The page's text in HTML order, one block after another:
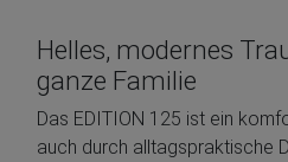
Helles, modernes
ganze Familie
Das EDITION 125 ist ein
auch durch alltagspraktische